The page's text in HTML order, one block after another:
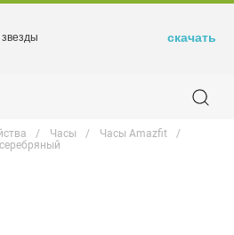
Часы
Часы Amazfit
скачать